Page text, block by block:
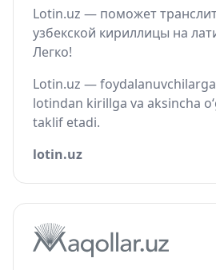
Lotin.uz — поможет
узбекской кириллицы на
Легко!
Lotin.uz —
lotindan kirillga va aksincha
taklif etadi.
lotin.uz